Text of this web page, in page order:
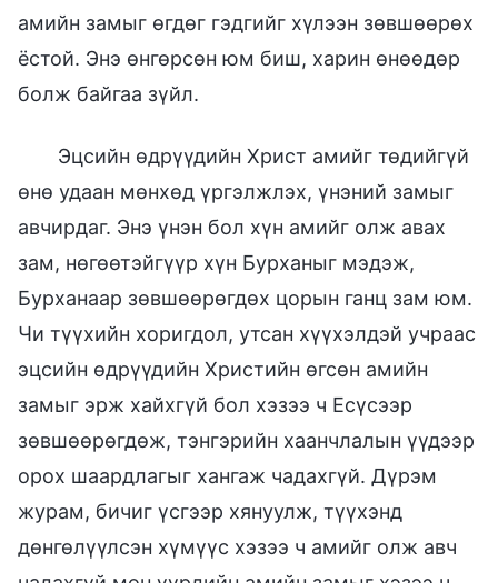
амийн замыг өгдөг гэдгийг хүлээн зөвшөөрөх
ёстой. Энэ өнгөрсөн юм биш, харин өнөөдөр
болж байгаа зүйл.
Эцсийн өдрүүдийн Христ амийг төдийгүй
өнө удаан мөнхөд үргэлжлэх, үнэний замыг
авчирдаг. Энэ үнэн бол хүн амийг олж авах
зам, нөгөөтэйгүүр хүн Бурханыг мэдэж,
Бурханаар зөвшөөрөгдөх цорын ганц зам юм.
Чи түүхийн хоригдол, утсан хүүхэлдэй учраас
эцсийн өдрүүдийн Христийн өгсөн амийн
замыг эрж хайхгүй бол хэзээ ч Есүсээр
зөвшөөрөгдөж, тэнгэрийн хаанчлалын үүдээр
орох шаардлагыг хангаж чадахгүй. Дүрэм
журам, бичиг үсгээр хянуулж, түүхэнд
дөнгөлүүлсэн хүмүүс хэзээ ч амийг олж авч